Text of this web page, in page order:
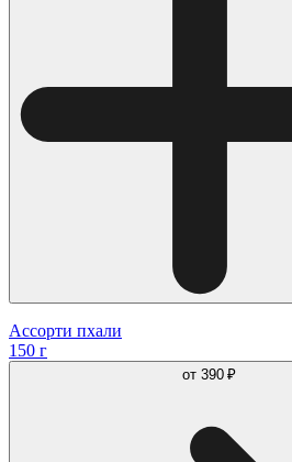
Ассорти пхали
150 г
от 390 ₽